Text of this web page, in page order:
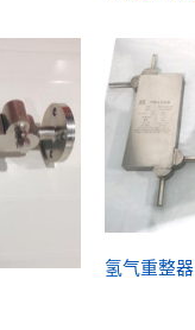
氢气重整器